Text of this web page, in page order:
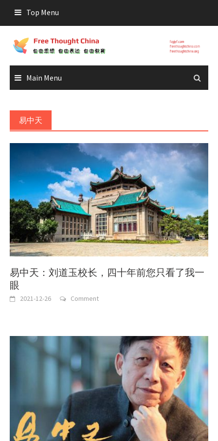
content
Top Menu
Main Menu
易中天
易中天：刘道玉校长，四十年前您只看了我一
眼
2021-12-26 Comment